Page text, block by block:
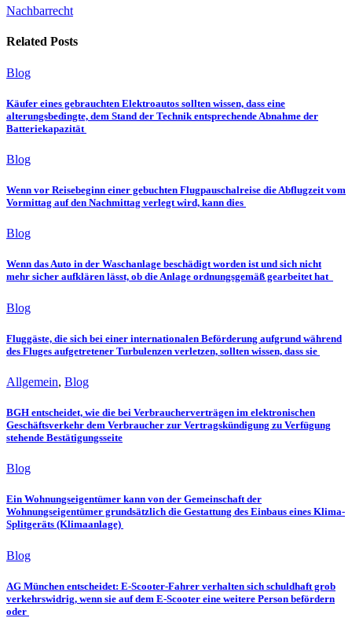
Nachbarrecht
Related Posts
Blog
Käufer eines gebrauchten Elektroautos sollten wissen, dass eine
alterungsbedingte, dem Stand der Technik entsprechende Abnahme der
Batteriekapazität
Blog
Wenn vor Reisebeginn einer gebuchten Flugpauschalreise die Abflugzeit vom
Vormittag auf den Nachmittag verlegt wird, kann dies
Blog
Wenn das Auto in der Waschanlage beschädigt worden ist und sich nicht
mehr sicher aufklären lässt, ob die Anlage ordnungsgemäß gearbeitet hat
Blog
Fluggäste, die sich bei einer internationalen Beförderung aufgrund während
des Fluges aufgetretener Turbulenzen verletzen, sollten wissen, dass sie
Allgemein, Blog
BGH entscheidet, wie die bei Verbraucherverträgen im elektronischen
Geschäftsverkehr dem Verbraucher zur Vertragskündigung zu Verfügung
stehende Bestätigungsseite
Blog
Ein Wohnungseigentümer kann von der Gemeinschaft der
Wohnungseigentümer grundsätzlich die Gestattung des Einbaus eines Klima-
Splitgeräts (Klimaanlage)
Blog
AG München entscheidet: E-Scooter-Fahrer verhalten sich schuldhaft grob
verkehrswidrig, wenn sie auf dem E-Scooter eine weitere Person befördern
oder